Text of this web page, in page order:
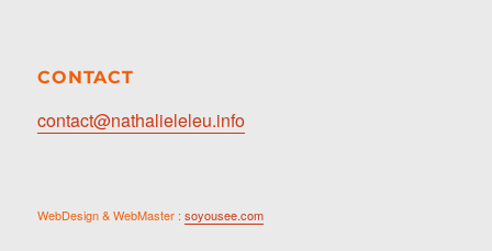
CONTACT
contact@nathalieleleu.info
WebDesign & WebMaster :soyousee.com